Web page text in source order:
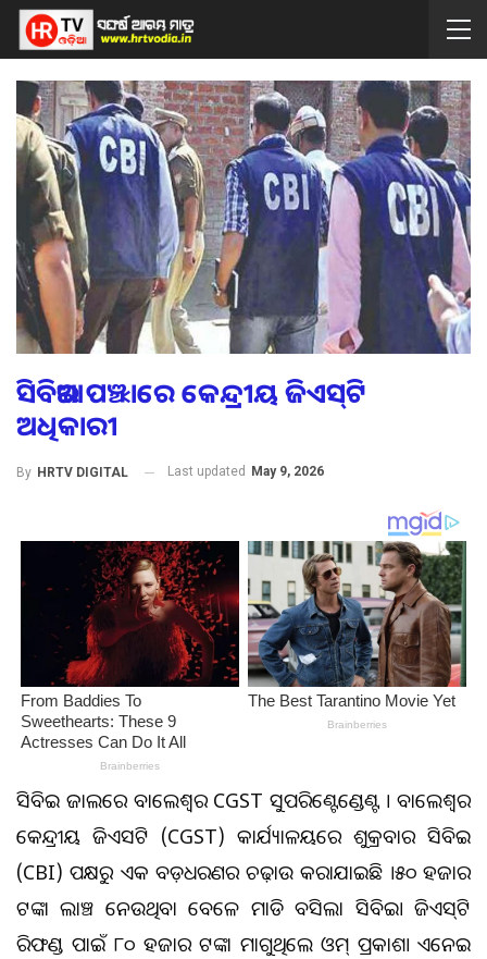
ସିବିଆଇ ପଞ୍ଝାରେ କେନ୍ଦ୍ରୀୟ ଜିଏସ୍‌ଟି
ଅଧିକାରୀ
By HRTV DIGITAL Last updated May 9, 2026
ସିବିଆଇ ଜାଲରେ ବାଲେଶ୍ଵର CGST ସୁପରିଣ୍ଟେଣ୍ଡେଣ୍ଟ । ବାଲେଶ୍ୱର
କେନ୍ଦ୍ରୀୟ ଜିଏସଟି (CGST) କାର୍ଯ୍ୟାଳୟରେ ଶୁକ୍ରବାର ସିବିଆଇ
(CBI) ପକ୍ଷରୁ ଏକ ବଡ଼ଧରଣର ଚଢ଼ାଉ କରାଯାଇଛି ।୫୦ ହଜାର
ଟଙ୍କା ଲାଞ୍ଚ ନେଉଥିବା ବେଳେ ମାଡି ବସିଲା ସିବିଆଇ। ଜିଏସ୍‌ଟି
ରିଫଣ୍ଡ ପାଇଁ ୮୦ ହଜାର ଟଙ୍କା ମାଗୁଥିଲେ ଓମ୍ ପ୍ରକାଶ। ଏନେଇ